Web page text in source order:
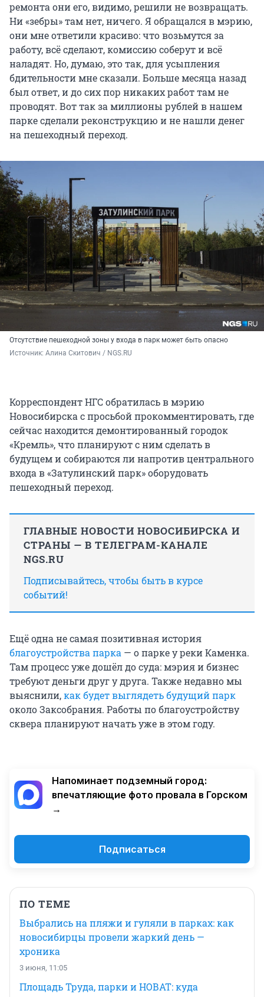
ремонта они его, видимо, решили не возвращать.
Ни «зебры» там нет, ничего. Я обращался в мэрию,
они мне ответили красиво: что возьмутся за
работу, всё сделают, комиссию соберут и всё
наладят. Но, думаю, это так, для усыпления
бдительности мне сказали. Больше месяца назад
был ответ, и до сих пор никаких работ там не
проводят. Вот так за миллионы рублей в нашем
парке сделали реконструкцию и не нашли денег
на пешеходный переход.
Отсутствие пешеходной зоны у входа в парк может быть опасно
Источник: Алина Скитович / NGS.RU
Корреспондент НГС обратилась в мэрию
Новосибирска с просьбой прокомментировать, где
сейчас находится демонтированный городок
«Кремль», что планируют с ним сделать в
будущем и собираются ли напротив центрального
входа в «Затулинский парк» оборудовать
пешеходный переход.
ГЛАВНЫЕ НОВОСТИ НОВОСИБИРСКА И
СТРАНЫ — В ТЕЛЕГРАМ-КАНАЛЕ
NGS.RU
Подписывайтесь, чтобы быть в курсе
событий!
Ещё одна не самая позитивная история
благоустройства парка — о парке у реки Каменка.
Там процесс уже дошёл до суда: мэрия и бизнес
требуют деньги друг у друга. Также недавно мы
выяснили,как будет выглядеть будущий парк
около Заксобрания. Работы по благоустройству
сквера планируют начать уже в этом году.
Напоминает подземный город:
впечатляющие фото провала в Горском
→
Подписаться
ПО ТЕМЕ
Выбрались на пляжи и гуляли в парках: как
новосибирцы провели жаркий день —
хроника
3 июня, 11:05
Площадь Труда, парки и НОВАТ: куда